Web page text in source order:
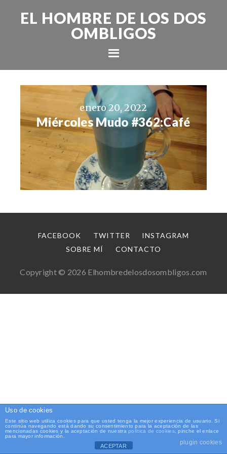
EL HOMBRE DE LOS DOS
OMBLIGOS
enero 20, 2022
Miércoles Mudo #362:Café
FACEBOOK TWITTER
INSTAGRAM
SOBRE MÍ
CONTACTO
Copyright © 2026 Elhombredelosdosombligos.com
Uso de cookies
Este sitio web utiliza cookies para que usted tenga la mejor experiencia de usuario. Si
continúa navegando está dando su consentimiento para la aceptación de las
mencionadas cookies y la aceptación de nuestrapolítica de cookies, pinche el enlace
para mayor información.
plugin cookies
ACEPTAR